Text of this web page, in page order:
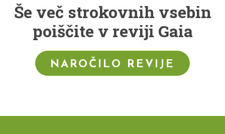
Še več strokovnih vsebin
poiščite v reviji Gaia
NAROČILO REVIJE